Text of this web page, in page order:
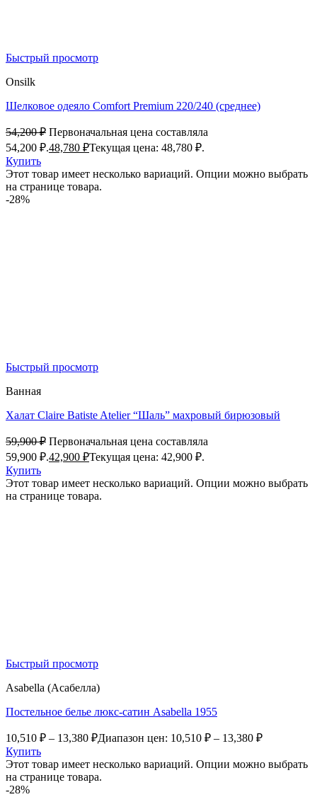
Быстрый просмотр
Onsilk
Шелковое одеяло Comfort Premium 220/240 (среднее)
54,200₽ Первоначальная цена составляла
54,200 ₽.48,780 ₽Текущая цена: 48,780 ₽.
Купить
Этот товар имеет несколько вариаций. Опции можно выбрать
на странице товара.
-28%
Быстрый просмотр
Ванная
Халат Claire Batiste Atelier “Шаль” махровый бирюзовый
59,900₽ Первоначальная цена составляла
59,900 ₽.42,900 ₽Текущая цена: 42,900 ₽.
Купить
Этот товар имеет несколько вариаций. Опции можно выбрать
на странице товара.
Быстрый просмотр
Asabella (Асабелла)
Постельное белье люкс-сатин Asabella 1955
10,510 ₽ – 13,380 ₽Диапазон цен: 10,510 ₽ – 13,380 ₽
Купить
Этот товар имеет несколько вариаций. Опции можно выбрать
на странице товара.
-28%